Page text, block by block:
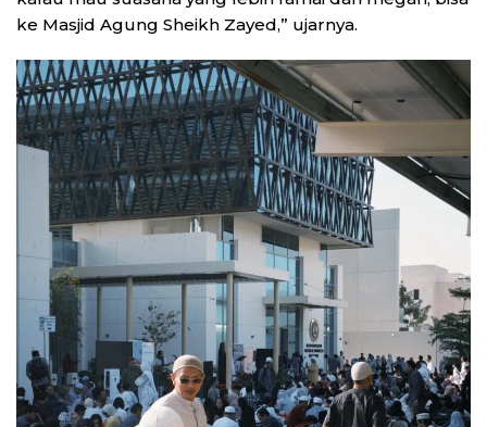
ke Masjid Agung Sheikh Zayed,” ujarnya.